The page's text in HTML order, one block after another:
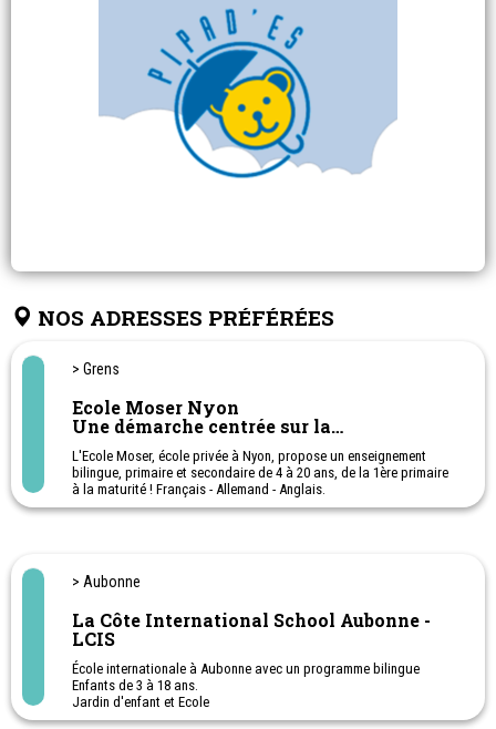
NOS ADRESSES PRÉFÉRÉES
> Grens
Ecole Moser Nyon
Une démarche centrée sur la
personnalisation scolaire
L'Ecole Moser, école privée à Nyon, propose un enseignement
bilingue, primaire et secondaire de 4 à 20 ans, de la 1ère primaire
à la maturité ! Français - Allemand - Anglais.
> Aubonne
La Côte International School Aubonne -
LCIS
École internationale à Aubonne avec un programme bilingue
Enfants de 3 à 18 ans.
Jardin d'enfant et Ecole
Programme bilingue anglais-français basé sur le plan d'études